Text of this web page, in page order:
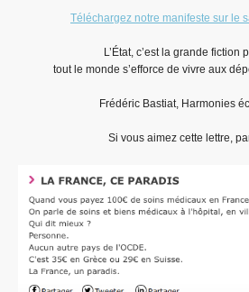
Téléchargez notre manifeste sur le
L’État, c’est la grande fiction
tout le monde s’efforce de vivre aux
Frédéric Bastiat, Harmonies
Si vous aimez cette lettre,